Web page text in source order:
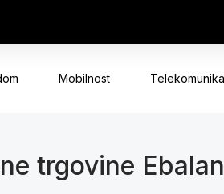
Mobilnost
trgovine